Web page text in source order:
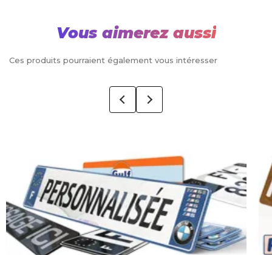
Vous aimerez aussi
Ces produits pourraient également vous intéresser